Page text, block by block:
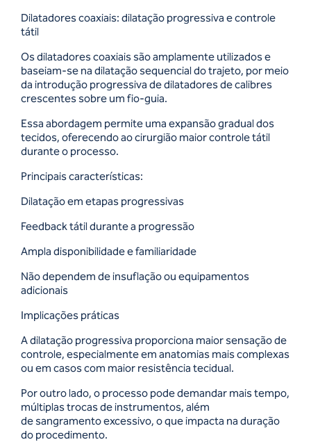
Dilatadores coaxiais: dilatação progressiva e controle
tátil
Os dilatadores coaxiais são amplamente utilizados e
baseiam-se na dilatação sequencial do trajeto, por meio
da introdução progressiva de dilatadores de calibres
crescentes sobre um fio-guia.
Essa abordagem permite uma expansão gradual dos
tecidos, oferecendo ao cirurgião maior controle tátil
durante o processo.
Principais características:
Dilatação em etapas progressivas
Feedback tátil durante a progressão
Ampla disponibilidade e familiaridade
Não dependem de insuflação ou equipamentos
adicionais
Implicações práticas
A dilatação progressiva proporciona maior sensação de
controle, especialmente em anatomias mais complexas
ou em casos com maior resistência tecidual.
Por outro lado, o processo pode demandar mais tempo,
múltiplas trocas de instrumentos, além
de sangramento excessivo, o que impacta na duração
do procedimento.